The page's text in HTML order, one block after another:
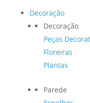
Decoração
Decoração
Peças
Floreiras
Plantas
Parede